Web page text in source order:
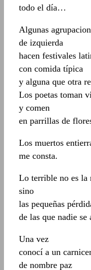
todo el día…
Algunas
de izquierda
hacen festivales
con comida típica
y alguna que otra
Los poetas toman
y comen
en parrillas de
Los muertos
me consta.
Lo terrible no es la
sino
las pequeñas
de las que nadie se
Una vez
conocí a un
de nombre paz